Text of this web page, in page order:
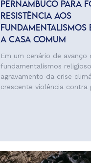
PERNAMBUCO PARA
RESISTÊNCIA AOS
FUNDAMENTALISMOS
A CASA COMUM
Em um cenário de avanço
fundamentalismos
agravamento da crise
crescente violência contra